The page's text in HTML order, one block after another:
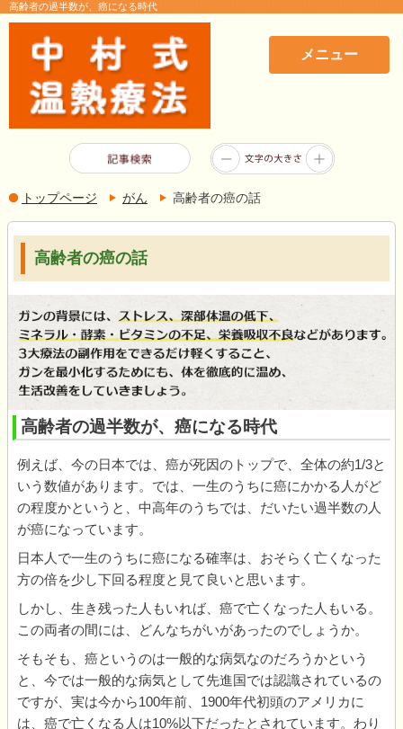
高齢者の過半数が、癌になる時代
メニュー
トップページ がん 高齢者の癌の話
高齢者の癌の話
高齢者の過半数が、癌になる時代
例えば、今の日本では、癌が死因のトップで、全体の約1/3と
いう数値があります。では、一生のうちに癌にかかる人がど
の程度かというと、中高年のうちでは、だいたい過半数の人
が癌になっています。
日本人で一生のうちに癌になる確率は、おそらく亡くなった
方の倍を少し下回る程度と見て良いと思います。
しかし、生き残った人もいれば、癌で亡くなった人もいる。
この両者の間には、どんなちがいがあったのでしょうか。
そもそも、癌というのは一般的な病気なのだろうかという
と、今では一般的な病気として先進国では認識されているの
ですが、実は今から100年前、1900年代初頭のアメリカに
は、癌で亡くなる人は10%以下だったとされています。わり